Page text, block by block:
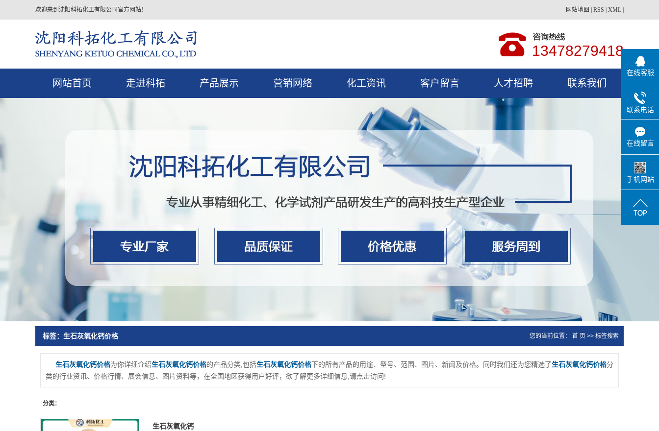
欢迎来到沈阳科拓化工有限公司官方网站！ 网站地图 RSS XML
13478279418
网站首页 走进科拓 产品展示
分析纯化学试剂
颗粒）
化工原料（溶
生物染色剂
水处理化工原料
营销网络 化工资讯
公司新闻
行业新闻
技术知识
客户留言 人才招聘 联系我们
标签：生石灰氧化钙价格 您的当前位置： 首 页 >> 标签搜索
生石灰氧化钙价格为你详细介绍生石灰氧化钙价格的产品分类,包括生石灰氧化钙价格下的所有产品的用途、型号、范围、图片、新闻及价格。同时我们还为您精选了生石灰氧化钙价格分
类的行业资讯、价格行情、展会信息、图片资料等，在全国地区获得用户好评，欲了解更多详细信息,请点击访问!
分类：
生石灰氧化钙
在线客服
联系电话
在线留言
手机网站